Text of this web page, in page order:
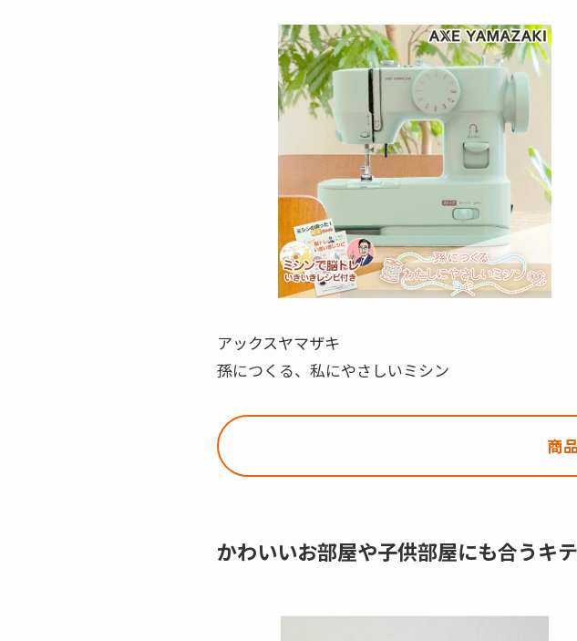
アックスヤマザキ
孫につくる、私にやさしいミシン
商
かわいいお部屋や子供部屋にも合うキ